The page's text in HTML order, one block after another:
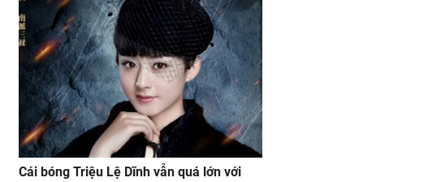
Cái bóng Triệu Lệ Dĩnh vẫn quá lớn với